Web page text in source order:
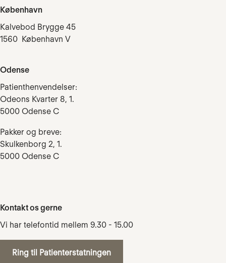
København
Kalvebod Brygge 45
1560 København V
Odense
Patienthenvendelser:
Odeons Kvarter 8, 1.
5000 Odense C
Pakker og breve:
Skulkenborg 2, 1.
5000 Odense C
Kontakt os gerne
Vi har telefontid mellem 9.30 - 15.00
Ring til Patienterstatningen